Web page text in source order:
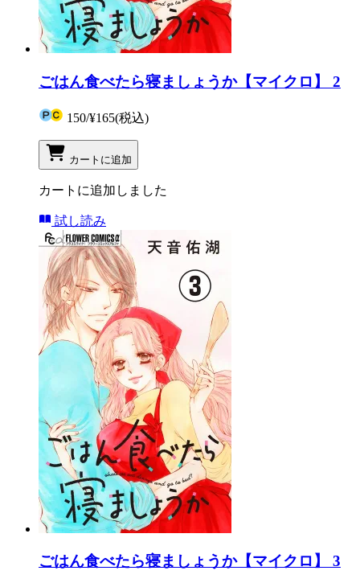
ごはん食べたら寝ましょうか【マイクロ】 2
150/¥165(税込)
カートに追加
カートに追加しました
試し読み
ごはん食べたら寝ましょうか【マイクロ】 3